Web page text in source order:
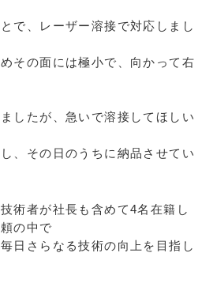
で、レーザー溶接で対応しまし
その面には極小で、向かって右
したが、急いで溶接してほしい
、その日のうちに納品させてい
術者が社長も含めて4名在籍し
の中で
日さらなる技術の向上を目指し